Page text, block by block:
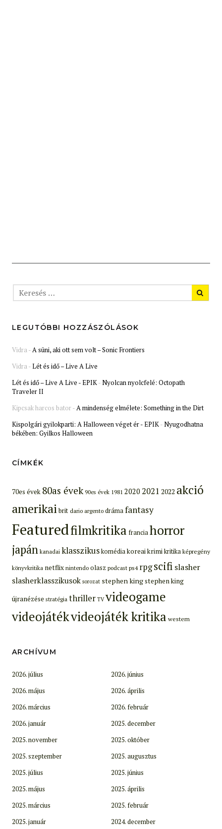
LEGUTÓBBI HOZZÁSZÓLÁSOK
Vidra-A süni, aki ott sem volt – Sonic Frontiers
Vidra-Lét és idő – Live A Live
Lét és idő – Live A Live - EPIK-Nyolcan nyolcfelé: Octopath
Traveler II
Kipcsak harcos bator-A mindenség elmélete: Something in the Dirt
Kispolgári gyilokparti: A Halloween véget ér - EPIK-Nyugodhatna
békében: Gyilkos Halloween
CÍMKÉK
70es évek 80as évek 90es évek 1981 2020 2021 2022 akció
amerikaibrit dario argento drámafantasy
Featuredfilmkritika franciahorror
japán kanadai klasszikuskomédiakoreaikrimikritikaképregény
könyvkritika netflix nintendo olasz podcast ps4 rpgscifi slasher
slasherklasszikusok sorozat stephen kingstephen king
újranézése stratégia thriller TV videogame
videojátékvideojáték kritika western
ARCHÍVUM
2026. július
2026. június
2026. május
2026. április
2026. március
2026. február
2026. január
2025. december
2025. november
2025. október
2025. szeptember
2025. augusztus
2025. július
2025. június
2025. május
2025. április
2025. március
2025. február
2025. január
2024. december